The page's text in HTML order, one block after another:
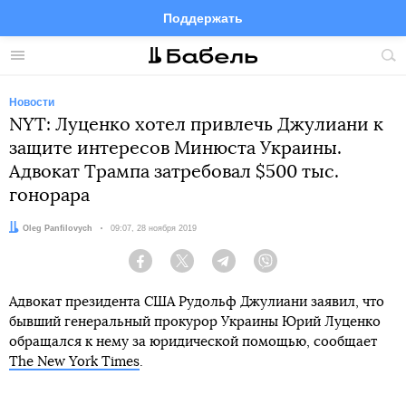
Меню
Поддержать
FacebookTelegramTwitter
Новости
NYT: Луценко хотел привлечь Джулиани к
защите интересов Минюста Украины.
Адвокат Трампа затребовал $500 тыс.
гонорара
Автор:
Oleg Panfilovych Дата:
09:07, 28 ноября 2019
Facebook Twitter Telegram
Адвокат президента США Рудольф Джулиани заявил, что
бывший генеральный прокурор Украины Юрий Луценко
обращался к нему за юридической помощью, сообщает
The New York Times.